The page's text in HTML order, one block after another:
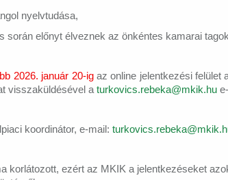
nyelvtudása,
során előnyt élveznek az önkéntes kamarai
2026. január 20-ig az online jelentkezési felület
visszaküldésével a turkovics.rebeka@mkik.hu
koordinátor, e-mail:
korlátozott, ezért az MKIK a jelentkezéseket